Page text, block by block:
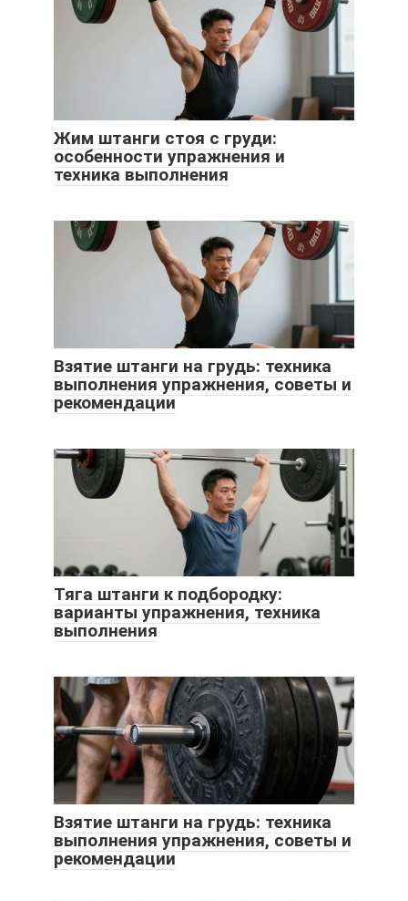
Жим штанги стоя с груди:
особенности упражнения и
техника выполнения
Взятие штанги на грудь: техника
выполнения упражнения, советы и
рекомендации
Тяга штанги к подбородку:
варианты упражнения, техника
выполнения
Взятие штанги на грудь: техника
выполнения упражнения, советы и
рекомендации